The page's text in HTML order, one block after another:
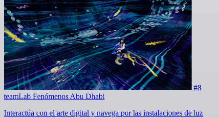
#8
teamLab Fenómenos Abu Dhabi
Interactúa con el arte digital y navega por las instalaciones de luz